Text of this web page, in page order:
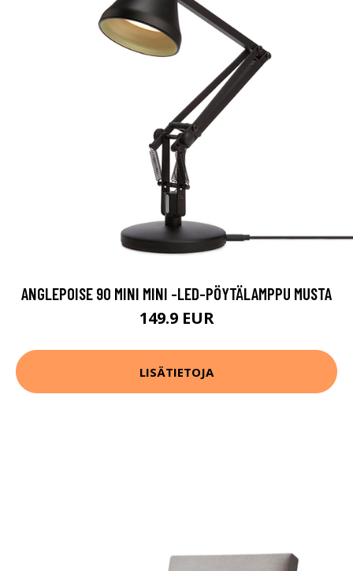
ANGLEPOISE 90 MINI MINI -LED-PÖYTÄLAMPPU MUSTA
149.9 EUR
LISÄTIETOJA